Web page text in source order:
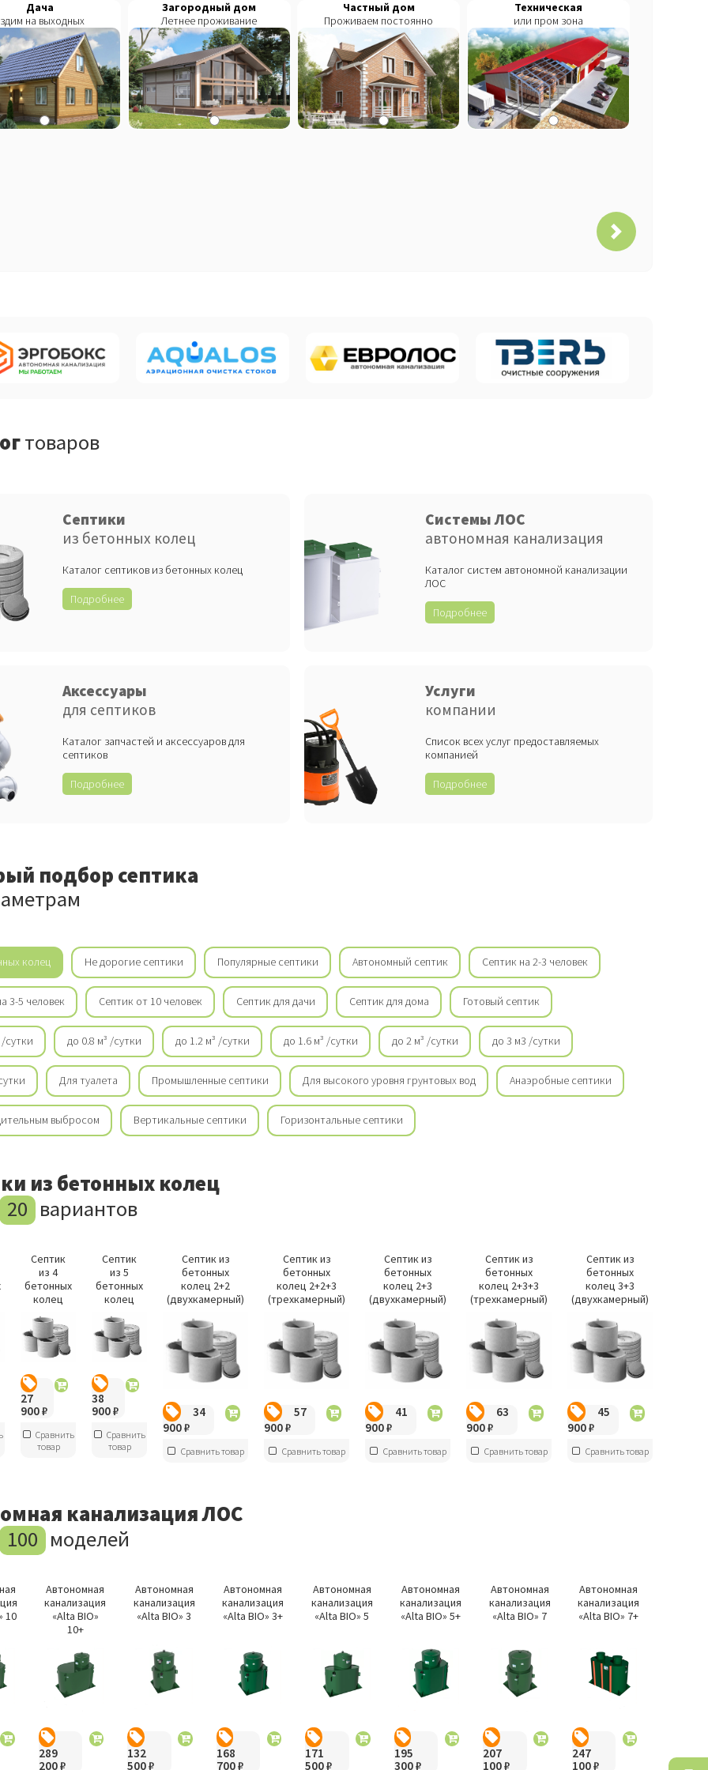
Дача
на выходных
Загородный дом
Летнее проживание
Частный дом
Проживаем постоянно
Техническая
или пром зона
товаров
Септики
из бетонных колец
Каталог септиков из бетонных колец
Подробнее
Системы ЛОС
автономная канализация
Каталог систем автономной канализации
ЛОС
Подробнее
Аксессуары
для септиков
Каталог запчастей и аксессуаров для
септиков
Подробнее
Услуги
компании
Список всех услуг предоставляемых
компанией
Подробнее
подбор септика
колец Не дорогие септики Популярные септики Автономный септик Септик на 2-3 человек
3-5 человек Септик от 10 человек Септик для дачи Септик для дома Готовый септик
сутки до 0.8 м³ /сутки до 1.2 м³ /сутки до 1.6 м³ /сутки до 2 м³ /сутки до 3 м3 /сутки
Для туалета Промышленные септики Для высокого уровня грунтовых вод Анаэробные септики
выбросом Вертикальные септики Горизонтальные септики
из бетонных колец
20 вариантов
Септик
из 4
бетонных
колец
27
900₽
Сравнить
товар
Септик
из 5
бетонных
колец
38
900₽
Сравнить
товар
Септик из
бетонных
колец 2+2
(двухкамерный)
34
900₽
Сравнить товар
Септик из
бетонных
колец 2+2+3
(трехкамерный)
57
900₽
Сравнить товар
Септик из
бетонных
колец 2+3
(двухкамерный)
41
900₽
Сравнить товар
Септик из
бетонных
колец 2+3+3
(трехкамерный)
63
900₽
Сравнить товар
Септик из
бетонных
колец 3+3
(двухкамерный)
45
900₽
Сравнить товар
канализация ЛОС
100 моделей
10
Автономная
канализация
«Alta BIO»
10+
289
200₽
Автономная
канализация
«Alta BIO» 3
132
500₽
Автономная
канализация
«Alta BIO» 3+
168
700₽
Автономная
канализация
«Alta BIO» 5
171
500₽
Автономная
канализация
«Alta BIO» 5+
195
300₽
Автономная
канализация
«Alta BIO» 7
207
100₽
Автономная
канализация
«Alta BIO» 7+
247
100₽